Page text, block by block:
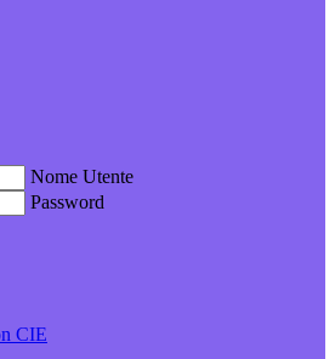
Nome Utente
Password
CIE